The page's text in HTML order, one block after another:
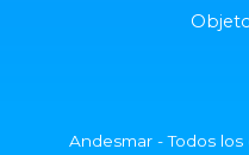
Andesmar - Todos